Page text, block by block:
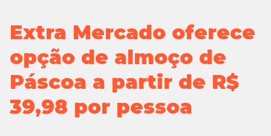
Digital
Extra
GPA
Instituto
Extra Mercado oferece
opção de almoço de
Páscoa a partir de R$
39,98 por pessoa